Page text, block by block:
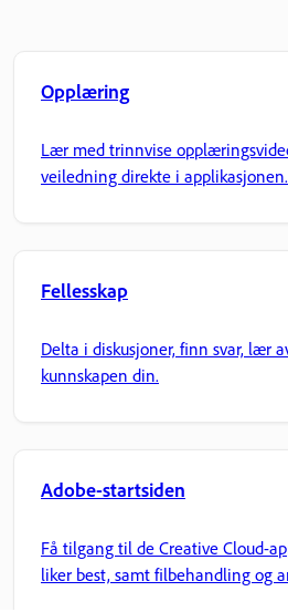
Opplæring
Lær med trinnvise
veiledning direkte i applikasjonen.
Fellesskap
Delta i diskusjoner, finn svar, lær
kunnskapen din.
Adobe-startsiden
Få tilgang til de Creative Cloud-
liker best, samt filbehandling og